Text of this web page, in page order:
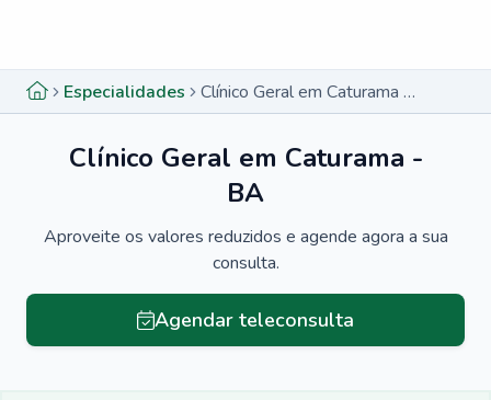
Especialidades Clínico Geral em Caturama - BA
Clínico Geral em Caturama -
BA
Aproveite os valores reduzidos e agende agora a sua
consulta.
Agendar teleconsulta